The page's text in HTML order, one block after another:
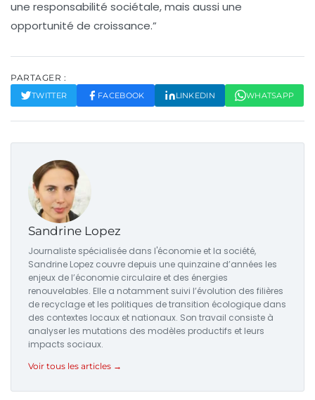
une responsabilité sociétale, mais aussi une
opportunité de croissance.”
PARTAGER :
TWITTER FACEBOOK LINKEDIN WHATSAPP
Sandrine Lopez
Journaliste spécialisée dans l'économie et la société,
Sandrine Lopez couvre depuis une quinzaine d’années les
enjeux de l’économie circulaire et des énergies
renouvelables. Elle a notamment suivi l’évolution des filières
de recyclage et les politiques de transition écologique dans
des contextes locaux et nationaux. Son travail consiste à
analyser les mutations des modèles productifs et leurs
impacts sociaux.
Voir tous les articles →